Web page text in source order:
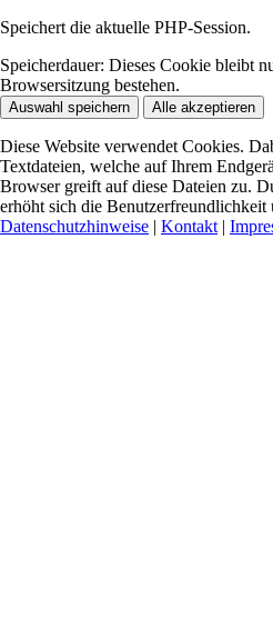
Speichert die aktuelle PHP-Session.
Speicherdauer: Dieses Cookie bleibt
Browsersitzung bestehen.
Auswahl speichern Alle akzeptieren
Diese Website verwendet Cookies.
Textdateien, welche auf Ihrem
Browser greift auf diese Dateien zu.
erhöht sich die Benutzerfreundlichkeit
Datenschutzhinweise | Kontakt |